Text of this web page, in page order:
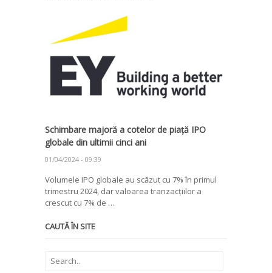
Schimbare majoră a cotelor de piață IPO
globale din ultimii cinci ani
01/04/2024 - 09:39
Volumele IPO globale au scăzut cu 7% în primul
trimestru 2024, dar valoarea tranzacțiilor a
crescut cu 7% de …
CAUTĂ ÎN SITE